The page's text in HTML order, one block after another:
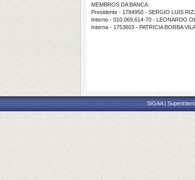
MEMBROS DA BANCA:
Presidente - 1784950 - SERGIO LUIS
Interno - 010.069.614-70 - LEONARDO
Interna - 1753603 - PATRICIA BORBA
SIGAA |